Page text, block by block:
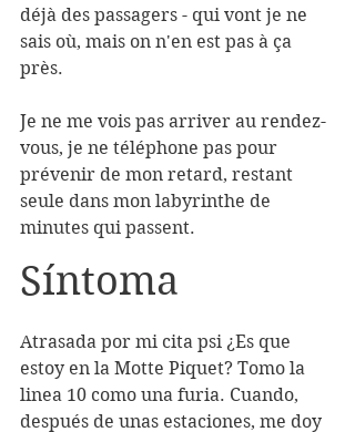
déjà des passagers - qui vont je ne
sais où, mais on n'en est pas à ça
près.
Je ne me vois pas arriver au rendez-
vous, je ne téléphone pas pour
prévenir de mon retard, restant
seule dans mon labyrinthe de
minutes qui passent.
Síntoma
Atrasada por mi cita psi ¿Es que
estoy en la Motte Piquet? Tomo la
linea 10 como una furia. Cuando,
después de unas estaciones, me doy